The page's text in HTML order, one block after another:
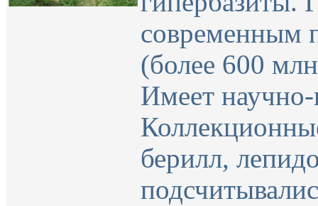
современным
(более 600
Имеет научно-
берилл,